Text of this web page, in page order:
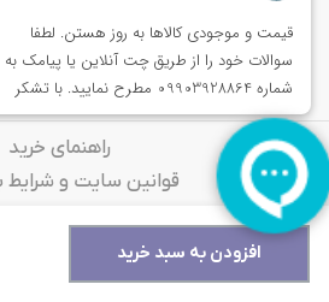
افزودن به سبد خرید
تماس باما
خدمات مشتریان
راهنمای خرید
قوانین سایت و شرایط